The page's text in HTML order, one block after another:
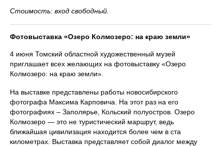
Стоимость: вход свободный.
Фотовыставка «Озеро Колмозеро: на краю земли»
4 июня Томский областной художественный музей
приглашает всех желающих на фотовыставку «Озеро
Колмозеро: на краю земли».
На выставке представлены работы новосибирского
фотографа Максима Карповича. На этот раз на его
фотографиях – Заполярье, Кольский полуостров. Озеро
Колмозеро — это не туристический маршрут, ведь
ближайшая цивилизация находится более чем в ста
километрах. Выставка представляет собой диалог между